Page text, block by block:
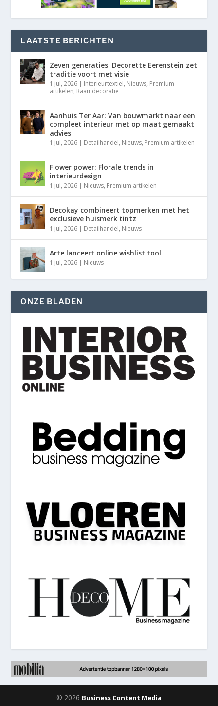
LAATSTE BERICHTEN
Zeven generaties: Decorette Eerenstein zet
traditie voort met visie
1 jul, 2026 | Interieurtextiel, Nieuws, Premium
artikelen, Raamdecoratie
Aanhuis Ter Aar: Van bouwmarkt naar een
compleet interieur met op maat gemaakt
advies
1 jul, 2026 | Detailhandel, Nieuws, Premium artikelen
Flower power: Florale trends in
interieurdesign
1 jul, 2026 | Nieuws, Premium artikelen
Decokay combineert topmerken met het
exclusieve huismerk tintz
1 jul, 2026 | Detailhandel, Nieuws
Arte lanceert online wishlist tool
1 jul, 2026 | Nieuws
ONZE BLADEN
© 2026 Business Content Media